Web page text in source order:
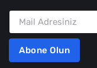
Abone Olun